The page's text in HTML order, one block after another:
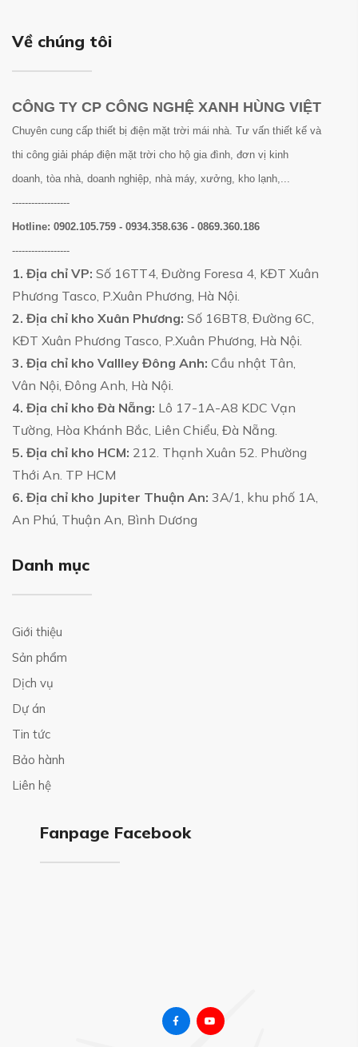
Về chúng tôi
CÔNG TY CP CÔNG NGHỆ XANH HÙNG VIỆT
Chuyên cung cấp thiết bị điện mặt trời mái nhà. Tư vấn thiết kế và
thi công giải pháp điện mặt trời cho hộ gia đình, đơn vị kinh
doanh, tòa nhà, doanh nghiệp, nhà máy, xưởng, kho lạnh,...
------------------
Hotline: 0902.105.759 - 0934.358.636 - 0869.360.186
------------------
1. Địa chỉ VP: Số 16TT4, Đường Foresa 4, KĐT Xuân
Phương Tasco, P.Xuân Phương, Hà Nội.
2. Địa chỉ kho Xuân Phương: Số 16BT8, Đường 6C,
KĐT Xuân Phương Tasco, P.Xuân Phương, Hà Nội.
3. Địa chỉ kho Vallley Đông Anh: Cầu nhật Tân,
Vân Nội, Đông Anh, Hà Nội.
4. Địa chỉ kho Đà Nẵng: Lô 17-1A-A8 KDC Vạn
Tường, Hòa Khánh Bắc, Liên Chiểu, Đà Nẵng.
5. Địa chỉ kho HCM: 212. Thạnh Xuân 52. Phường
Thới An. TP HCM
6. Địa chỉ kho Jupiter Thuận An: 3A/1, khu phố 1A,
An Phú, Thuận An, Bình Dương
Danh mục
Giới thiệu
Sản phẩm
Dịch vụ
Dự án
Tin tức
Bảo hành
Liên hệ
Fanpage Facebook